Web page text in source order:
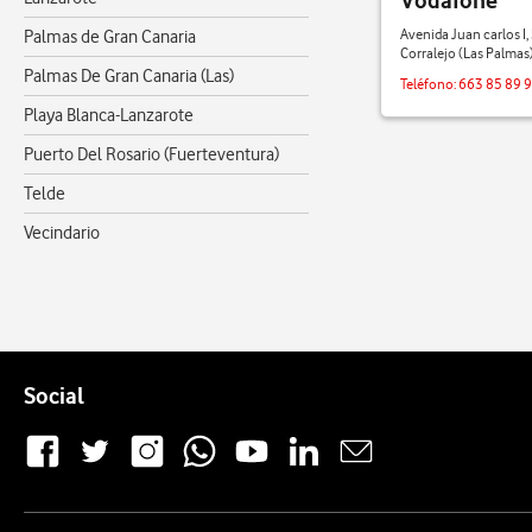
Palmas de Gran Canaria
Palmas De Gran Canaria (Las)
Playa Blanca-Lanzarote
Puerto Del Rosario (Fuerteventura)
Telde
Vecindario
Avenida Juan carlos I,
Corralejo (Las Palmas)
Teléfono:663 85 89
SocialEnlaces a las redes sociales de Vodafone